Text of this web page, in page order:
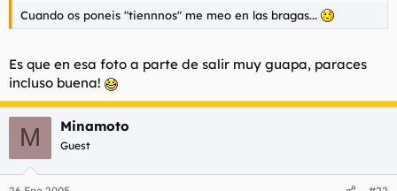
Cuando os poneis "tiennnos" me meo en las bragas...
Es que en esa foto a parte de salir muy guapa, paraces
incluso buena!
M Minamoto
Guest